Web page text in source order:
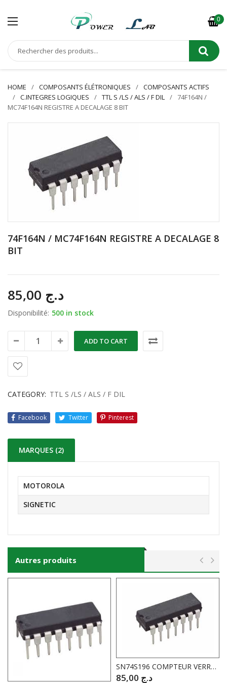
0
HOME COMPOSANTS ÉLÉTRONIQUES
COMPOSANTS ACTIFS
C.INTEGRES LOGIQUES
TTL S /LS / ALS / F DIL
74F164N /
MC74F164N REGISTRE A DECALAGE 8 BIT
74F164N / MC74F164N REGISTRE A DECALAGE 8
BIT
د.ج
Disponibilité: 500 in stock
ADD TO CART
CATEGORY: TTL S /LS / ALS / F DIL
Facebook Twitter Pinterest
MARQUES (2)
MOTOROLA
SIGNETIC
Autres produits
SN74S196 COMPTEUR VERROUILLABLE PROG BINAIRE BCD
د.ج